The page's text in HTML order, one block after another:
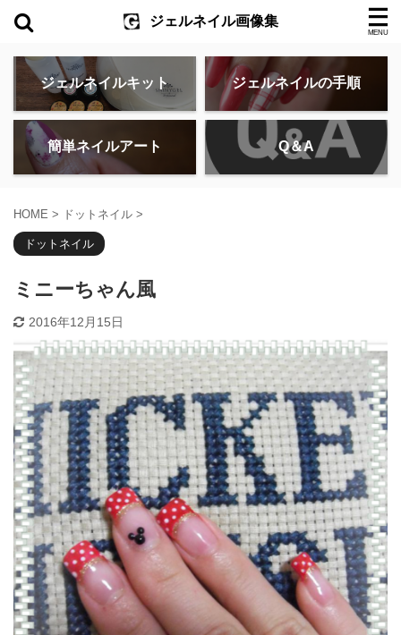
ジェルネイル画像集
ジェルネイルキット ジェルネイルの手順
簡単ネイルアート Q＆A
HOME > ドットネイル >
ドットネイル
ミニーちゃん風
2016年12月15日